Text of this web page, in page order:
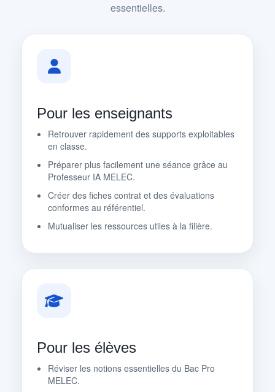
essentielles.
Pour les enseignants
Retrouver rapidement des supports exploitables
en classe.
Préparer plus facilement une séance grâce au
Professeur IA MELEC.
Créer des fiches contrat et des évaluations
conformes au référentiel.
Mutualiser les ressources utiles à la filière.
Pour les élèves
Réviser les notions essentielles du Bac Pro
MELEC.